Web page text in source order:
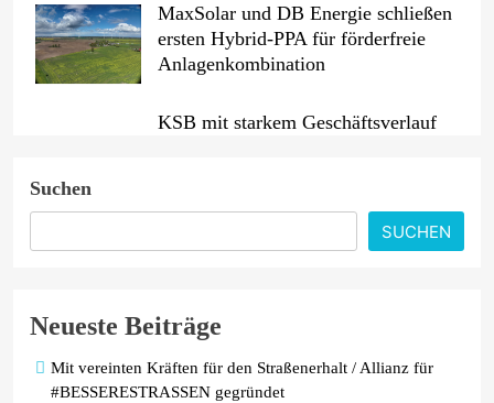
MaxSolar und DB Energie schließen
ersten Hybrid-PPA für förderfreie
Anlagenkombination
KSB mit starkem Geschäftsverlauf
Intersolar-Trend 2026: Warum
Batteriespeicher zum wichtigsten
Suchen
SUCHEN
Neueste Beiträge
Mit vereinten Kräften für den Straßenerhalt / Allianz für
#BESSERESTRASSEN gegründet